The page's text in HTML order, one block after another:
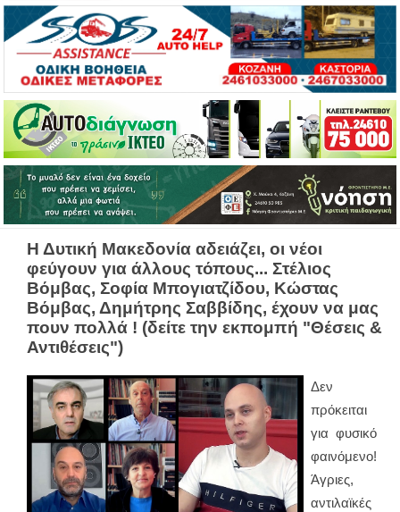
Η Δυτική Μακεδονία αδειάζει, οι νέοι
φεύγουν για άλλους τόπους... Στέλιος
Βόμβας, Σοφία Μπογιατζίδου, Κώστας
Βόμβας, Δημήτρης Σαββίδης, έχουν να μας
πουν πολλά ! (δείτε την εκπομπή "Θέσεις &
Αντιθέσεις")
Δεν
πρόκειται
για φυσικό
φαινόμενο!
Άγριες,
αντιλαϊκές